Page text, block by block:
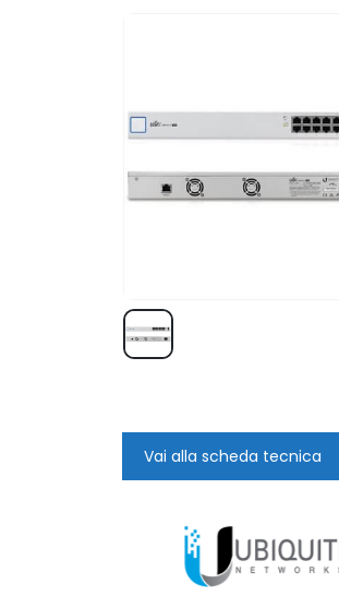
Vai alla scheda tecnica